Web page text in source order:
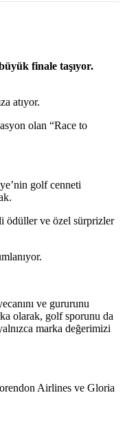
finale taşıyor.
atıyor.
olan “Race to
golf cenneti
ödüller ve özel sürprizler
ve gururunu
olarak, golf sporunu da
marka değerimizi
Airlines ve Gloria